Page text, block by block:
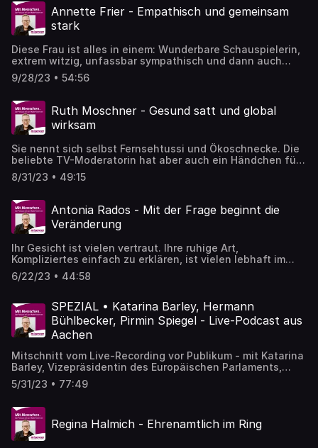
diesem Podcast.
Annette Frier - Empathisch und gemeinsam
stark
Diese Frau ist alles in einem: Wunderbare Schauspielerin,
extrem witzig, unfassbar sympathisch und dann auch
noch unheimlich engagiert. Denn auch wenn Annette Frier
von sich sagt, sie kenne Menschen, die acht- bis 80-mal
weg, hilft und schafft Aufmerksamkeit.
9/28/23 • 54:56
Ruth Moschner - Gesund satt und global
wirksam
Sie nennt sich selbst Fernsehtussi und Ökoschnecke. Die
beliebte TV-Moderatorin hat aber auch ein Händchen für
gesunde Ernährung. Ein Gespräch über richtiges Essen,
globale Ernährung und die wahren Kosten unserer
8/31/23 • 49:15
Antonia Rados - Mit der Frage beginnt die
Veränderung
Ihr Gesicht ist vielen vertraut. Ihre ruhige Art,
Kompliziertes einfach zu erklären, ist vielen lebhaft im
Gedächtnis: Über 40 Jahre hat Antonia Rados über die
Kriege und Krisen dieser Welt berichtet. Ob aus den
von Bürgerkrieg und Hungersnot in Somalia oder immer
wieder von den Krisen und Kämpfen Afghanistans –
Antonia Rados war als Korrespondentin stets dem
Verstehen auf der Spur.
6/22/23 • 44:58
SPEZIAL • Katarina Barley, Hermann
Bühlbecker, Pirmin Spiegel - Live-Podcast aus
Aachen
Mitschnitt vom Live-Recording vor Publikum - mit Katarina
Barley, Vizepräsidentin des Europäischen Parlaments,
Hermann Bühlbecker, Inhaber der Lambertz-Gruppe, und
Misereor Hauptgeschäftsführer Pirmin Spiegel.
5/31/23 • 77:49
Regina Halmich - Ehrenamtlich im Ring